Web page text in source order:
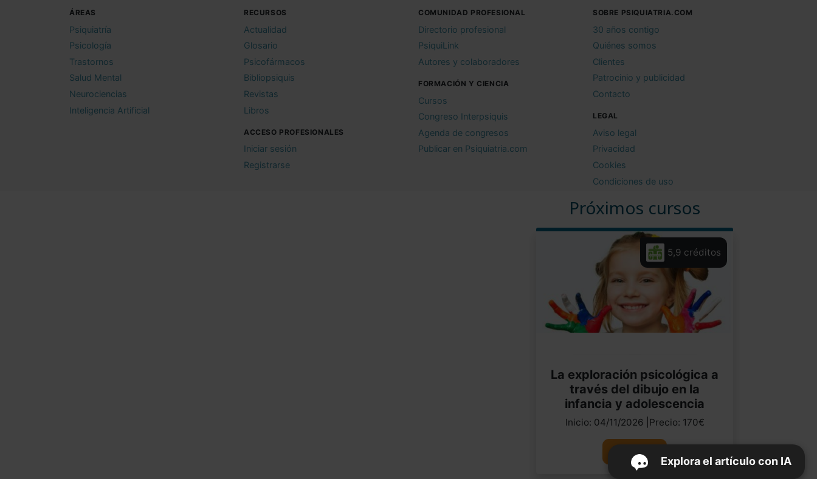
Próximos cursos
5,9 créditos
La exploración psicológica a
través del dibujo en la
infancia y adolescencia
Inicio: 04/11/2026 |Precio: 170€
Ver curso
Explora el artículo con IA
ÁREAS
Psiquiatría
Psicología
Trastornos
Salud Mental
Neurociencias
Inteligencia Artificial
RECURSOS
Actualidad
Glosario
Psicofármacos
Bibliopsiquis
Revistas
Libros
ACCESO PROFESIONALES
Iniciar sesión
Registrarse
COMUNIDAD PROFESIONAL
Directorio profesional
PsiquiLink
Autores y colaboradores
FORMACIÓN Y CIENCIA
Cursos
Congreso Interpsiquis
Agenda de congresos
Publicar en Psiquiatria.com
SOBRE PSIQUIATRIA.COM
30 años contigo
Quiénes somos
Clientes
Patrocinio y publicidad
Contacto
LEGAL
Aviso legal
Privacidad
Cookies
Condiciones de uso